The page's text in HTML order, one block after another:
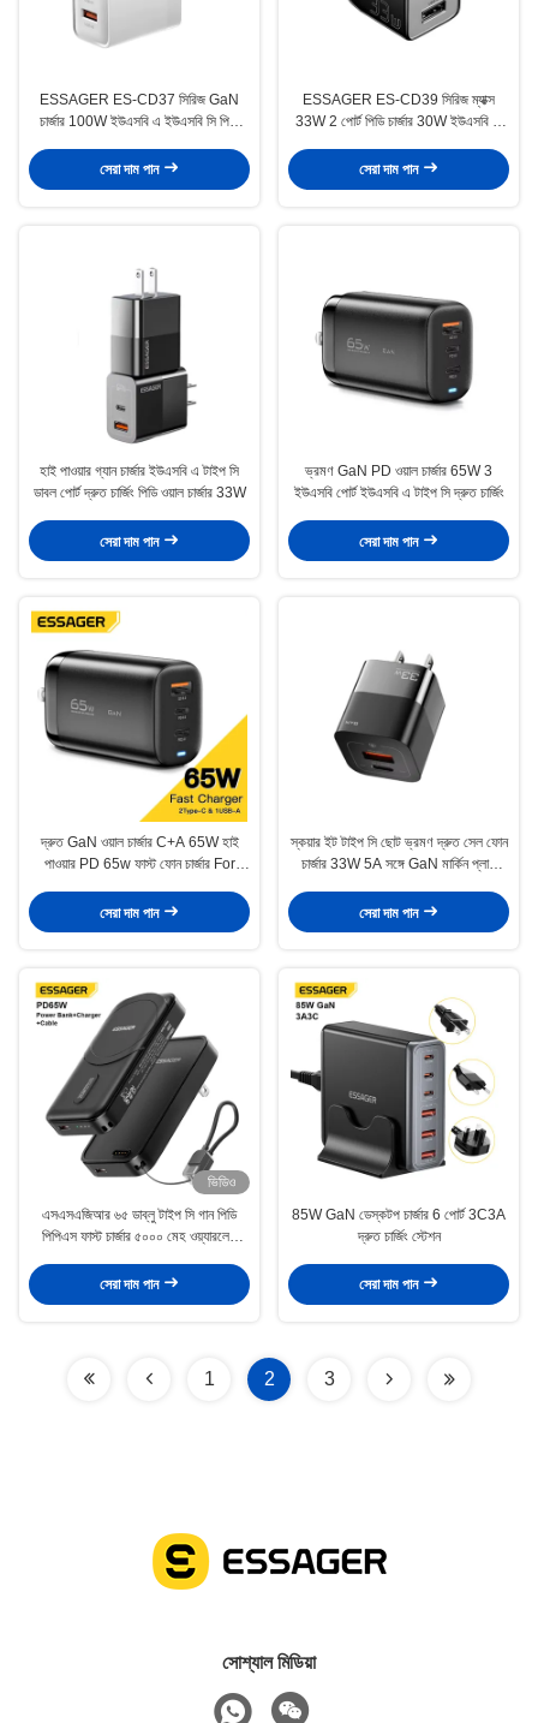
ESSAGER ES-CD37 সিরিজ GaN
চার্জার 100W ইউএসবি এ ইউএসবি সি পিডি
সেরা দাম পান
ESSAGER ES-CD39 সিরিজ ম্যাক্স
33W 2 পোর্ট পিডি চার্জার 30W ইউএসবি সি
সেরা দাম পান
হাই পাওয়ার গ্যান চার্জার ইউএসবি এ টাইপ সি
ডাবল পোর্ট দ্রুত চার্জিং পিডি ওয়াল চার্জার 33W
সেরা দাম পান
ভ্রমণ GaN PD ওয়াল চার্জার 65W 3
ইউএসবি পোর্ট ইউএসবি এ টাইপ সি দ্রুত চার্জিং
সেরা দাম পান
দ্রুত GaN ওয়াল চার্জার C+A 65W হাই
পাওয়ার PD 65w ফাস্ট ফোন চার্জার For
সেরা দাম পান
স্কয়ার ইট টাইপ সি ছোট ভ্রমণ দ্রুত সেল ফোন
চার্জার 33W 5A সঙ্গে GaN মার্কিন প্লাগ
সেরা দাম পান
ভিডিও
এসএসএজিআর ৬৫ ডাব্লু টাইপ সি গান পিডি
পিপিএস ফাস্ট চার্জার ৫০০০ মেহ ওয়্যারলেস
সহ
সেরা দাম পান
85W GaN ডেস্কটপ চার্জার 6 পোর্ট 3C3A
দ্রুত চার্জিং স্টেশন
সেরা দাম পান
1 2 3
সোশ্যাল মিডিয়া